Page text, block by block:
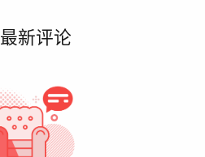
最新评论